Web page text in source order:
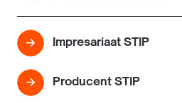
Impresariaat STIP
Producent STIP